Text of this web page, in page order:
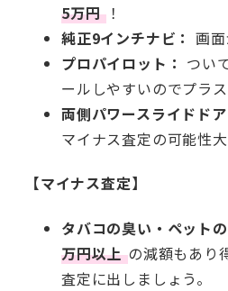
5万円 ！
純正9インチナビ： 画
プロパイロット： つい
ールしやすいのでプラス
両側パワースライドドア
マイナス査定の可能性大
【マイナス査定】
タバコの臭い・ペットの
万円以上の減額もあり
査定に出しましょう。